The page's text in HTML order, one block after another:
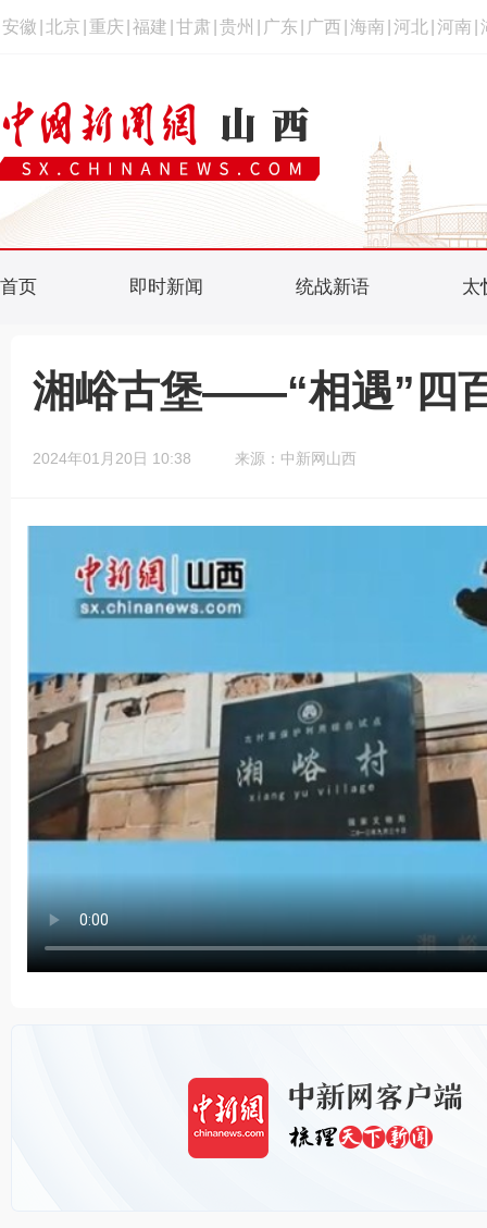
安徽 北京 重庆 福建 甘肃 贵州 广东 广西 海南 河北 河南
首页 即时新闻 统战新语 太
湘峪古堡——“相遇”四
2024年01月20日 10:38 来源：中新网山西